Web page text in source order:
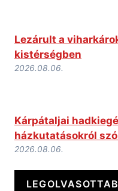
Lezárult a
kistérségben
2026.08.06.
Kárpátaljai
házkutatásokról
2026.08.06.